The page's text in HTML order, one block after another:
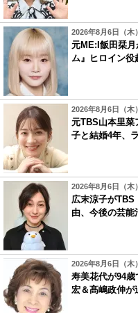
2026年8月6日（木
元ME:I飯田栞月
ム』ヒロイン役
2026年8月6日（木
元TBS山本里
子と結婚4年、
2026年8月6日（木
広末涼子がTBS
由、今後の芸
2026年8月6日（木
寿美花代が94
宏＆髙嶋政伸が